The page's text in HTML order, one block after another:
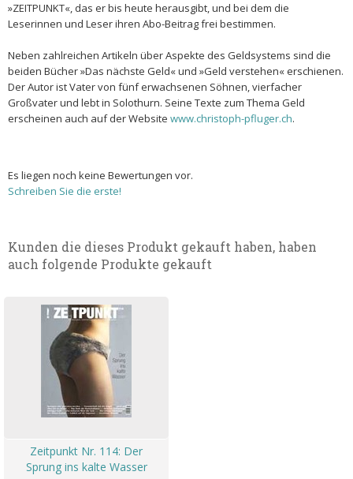
»ZEITPUNKT«, das er bis heute herausgibt, und bei dem die
Leserinnen und Leser ihren Abo-Beitrag frei bestimmen.
Neben zahlreichen Artikeln über Aspekte des Geldsystems sind die
beiden Bücher »Das nächste Geld« und »Geld verstehen« erschienen.
Der Autor ist Vater von fünf erwachsenen Söhnen, vierfacher
Großvater und lebt in Solothurn. Seine Texte zum Thema Geld
erscheinen auch auf der Website www.christoph-pfluger.ch.
Es liegen noch keine Bewertungen vor.
Schreiben Sie die erste!
Kunden die dieses Produkt gekauft haben, haben
auch folgende Produkte gekauft
Zeitpunkt Nr. 114: Der
Sprung ins kalte Wasser